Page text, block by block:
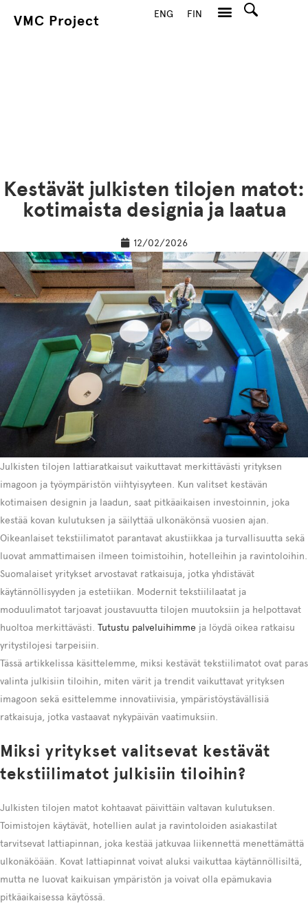
VMC Project ENG FIN
Kestävät julkisten tilojen matot:
kotimaista designia ja laatua
12/02/2026
Julkisten tilojen lattiaratkaisut vaikuttavat merkittävästi yrityksen
imagoon ja työympäristön viihtyisyyteen. Kun valitset kestävän
kotimaisen designin ja laadun, saat pitkäaikaisen investoinnin, joka
kestää kovan kulutuksen ja säilyttää ulkonäkönsä vuosien ajan.
Oikeanlaiset tekstiilimatot parantavat akustiikkaa ja turvallisuutta sekä
luovat ammattimaisen ilmeen toimistoihin, hotelleihin ja ravintoloihin.
Suomalaiset yritykset arvostavat ratkaisuja, jotka yhdistävät
käytännöllisyyden ja estetiikan. Modernit tekstiililaatat ja
moduulimatot tarjoavat joustavuutta tilojen muutoksiin ja helpottavat
huoltoa merkittävästi. Tutustu palveluihimme ja löydä oikea ratkaisu
yritystilojesi tarpeisiin.
Tässä artikkelissa käsittelemme, miksi kestävät tekstiilimatot ovat paras
valinta julkisiin tiloihin, miten värit ja trendit vaikuttavat yrityksen
imagoon sekä esittelemme innovatiivisia, ympäristöystävällisiä
ratkaisuja, jotka vastaavat nykypäivän vaatimuksiin.
Miksi yritykset valitsevat kestävät
tekstiilimatot julkisiin tiloihin?
Julkisten tilojen matot kohtaavat päivittäin valtavan kulutuksen.
Toimistojen käytävät, hotellien aulat ja ravintoloiden asiakastilat
tarvitsevat lattiapinnan, joka kestää jatkuvaa liikennettä menettämättä
ulkonäköään. Kovat lattiapinnat voivat aluksi vaikuttaa käytännöllisiltä,
mutta ne luovat kaikuisan ympäristön ja voivat olla epämukavia
pitkäaikaisessa käytössä.